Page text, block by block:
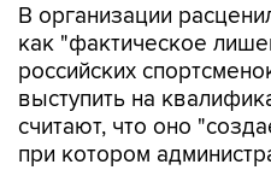
В организации
как "фактическое
российских
выступить на
считают, что оно
при котором